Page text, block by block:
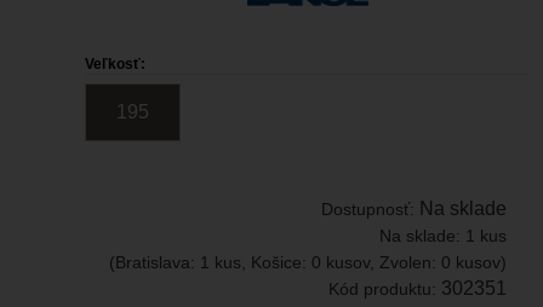
Veľkosť:
195
Dostupnosť: Na sklade
Na sklade: 1 kus
(Bratislava: 1 kus, Košice: 0 kusov, Zvolen: 0 kusov)
Kód produktu: 302351